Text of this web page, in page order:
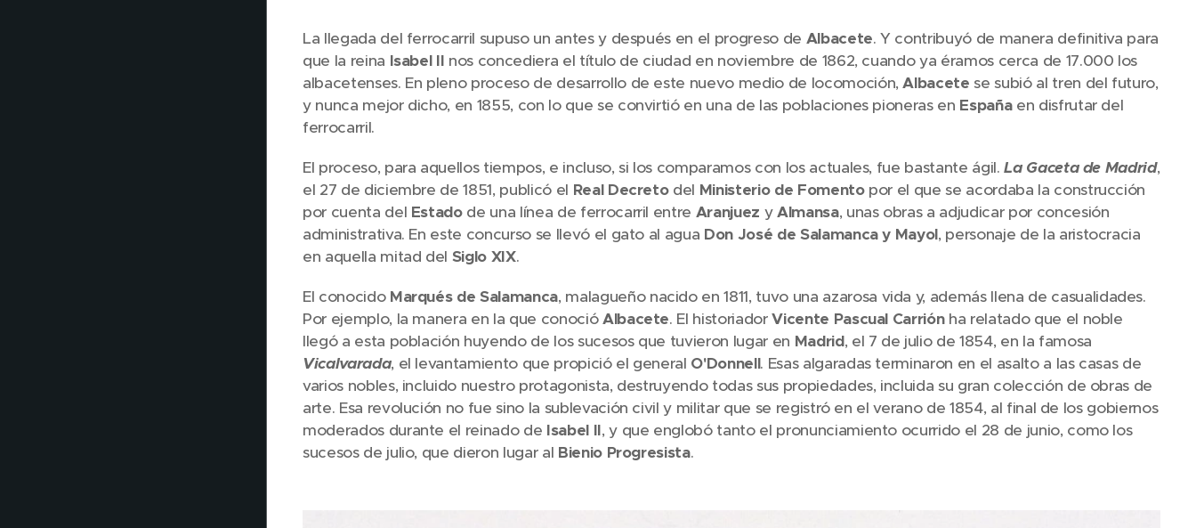
La llegada del ferrocarril supuso un antes y después en el progreso de Albacete. Y contribuyó de manera definitiva para
que la reina Isabel II nos concediera el título de ciudad en noviembre de 1862, cuando ya éramos cerca de 17.000 los
albacetenses. En pleno proceso de desarrollo de este nuevo medio de locomoción,Albacete se subió al tren del futuro,
y nunca mejor dicho, en 1855, con lo que se convirtió en una de las poblaciones pioneras en Españaen disfrutar del
ferrocarril.
El proceso, para aquellos tiempos, e incluso, si los comparamos con los actuales, fue bastante ágil.La Gaceta de Madrid,
el 27 de diciembre de 1851, publicó el Real Decreto del Ministerio de Fomentopor el que se acordaba la construcción
por cuenta del Estadode una línea de ferrocarril entre Aranjuez yAlmansa, unas obras a adjudicar por concesión
administrativa. En este concurso se llevó el gato al agua Don José de Salamanca y Mayol, personaje de la aristocracia
en aquella mitad del Siglo XIX.
El conocido Marqués de Salamanca, malagueño nacido en 1811, tuvo una azarosa vida y, además llena de casualidades.
Por ejemplo, la manera en la que conocióAlbacete. El historiadorVicente Pascual Carriónha relatado que el noble
llegó a esta población huyendo de los sucesos que tuvieron lugar en Madrid, el 7 de julio de 1854, en la famosa
Vicalvarada, el levantamiento que propició el general O'Donnell. Esas algaradas terminaron en el asalto a las casas de
varios nobles, incluido nuestro protagonista, destruyendo todas sus propiedades, incluida su gran colección de obras de
arte. Esa revolución no fue sino la sublevación civil y militar que se registró en el verano de 1854, al final de los gobiernos
moderados durante el reinado de Isabel II, y que englobó tanto el pronunciamiento ocurrido el 28 de junio, como los
sucesos de julio, que dieron lugar al Bienio Progresista.